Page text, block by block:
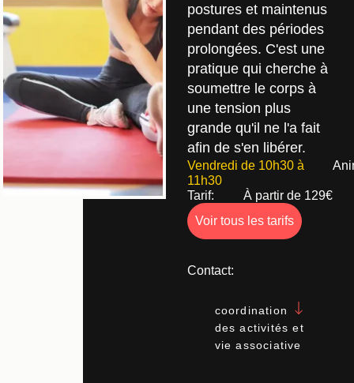
postures et maintenus
pendant des périodes
prolongées. C'est une
pratique qui cherche à
soumettre le corps à
une tension plus
grande qu'il ne l'a fait
afin de s'en libérer.
Vendredi de 10h30 à
11h30
Tarif:
À partir de 129€
Voir tous les tarifs
Contact:
coordination
des activités et
vie associative